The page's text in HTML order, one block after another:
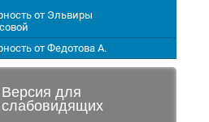
от Эльвиры
от Федотова А.
Версия для
слабовидящих